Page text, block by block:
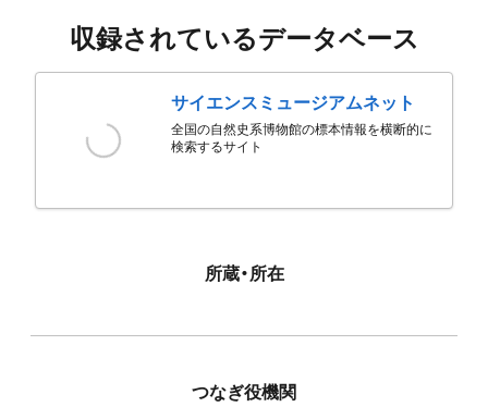
収録されているデータベース
サイエンスミュージアムネット
全国の自然史系博物館の標本情報を横断的に
検索するサイト
所蔵・所在
つなぎ役機関